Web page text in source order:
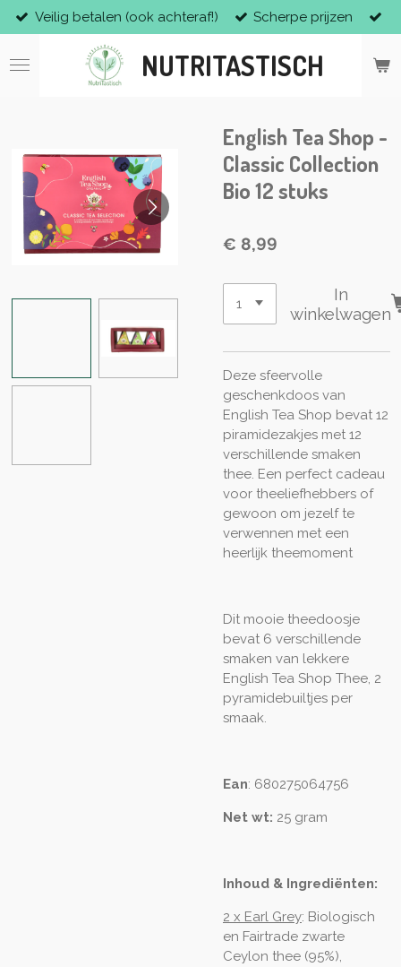
Ga
direct
naar
NUTRITASTISCH
Veilig betalen (ook achteraf!) Scherpe prijzen
English Tea Shop -
Classic Collection
Bio 12 stuks
€ 8,99
In
winkelwagen
Deze sfeervolle
geschenkdoos van
English Tea Shop bevat 12
piramidezakjes met 12
verschillende smaken
thee. Een perfect cadeau
voor theeliefhebbers of
gewoon om jezelf te
verwennen met een
heerlijk theemoment
Dit mooie theedoosje
bevat 6 verschillende
smaken van lekkere
English Tea Shop Thee, 2
pyramidebuiltjes per
smaak.
Ean: 680275064756
Net wt: 25 gram
Inhoud & Ingrediënten:
2 x Earl Grey: Biologisch
en Fairtrade zwarte
Ceylon thee (95%),